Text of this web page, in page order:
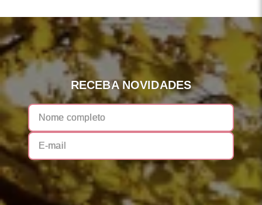
RECEBA NOVIDADES